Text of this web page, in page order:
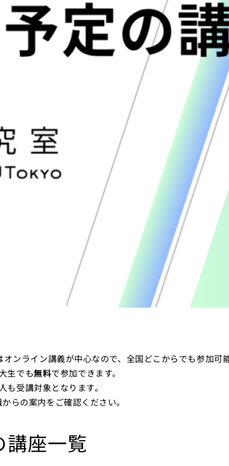
オンライン講義が中心なので、全国どこからでも参加可
生でも無料で参加できます。
受講対象となります。
らの案内をご確認ください。
座一覧